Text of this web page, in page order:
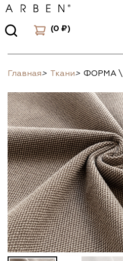
(0 ₽)
Главная> Ткани> ФОРМА \